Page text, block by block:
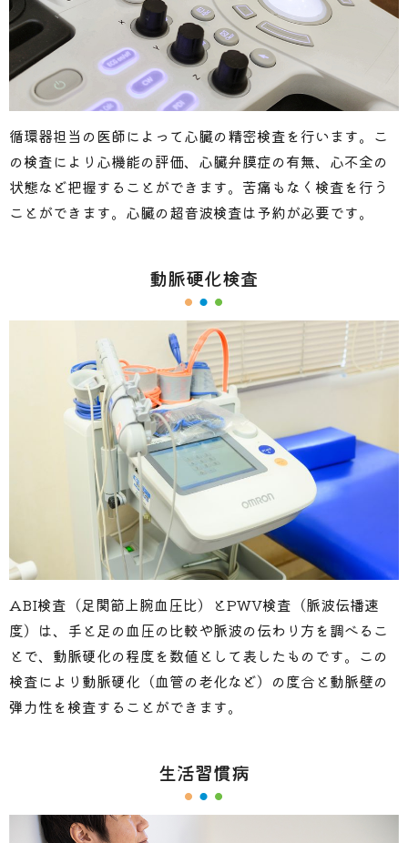
循環器担当の医師によって心臓の精密検査を行います。こ
の検査により心機能の評価、心臓弁膜症の有無、心不全の
状態など把握することができます。苦痛もなく検査を行う
ことができます。心臓の超音波検査は予約が必要です。
動脈硬化検査
ABI検査（足関節上腕血圧比）とPWV検査（脈波伝播速
度）は、手と足の血圧の比較や脈波の伝わり方を調べるこ
とで、動脈硬化の程度を数値として表したものです。この
検査により動脈硬化（血管の老化など）の度合と動脈壁の
弾力性を検査することができます。
生活習慣病